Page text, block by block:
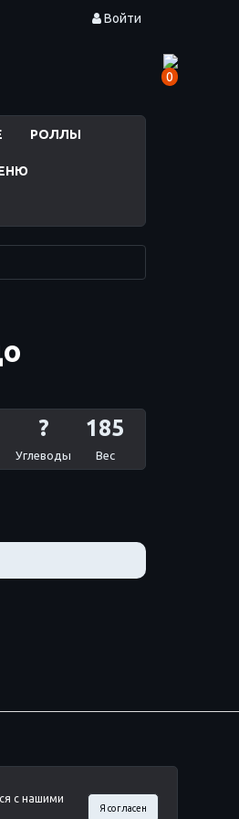
Войти
0
РОЛЛЫ
? 185
Углеводы Вес
с нашими
Я согласен